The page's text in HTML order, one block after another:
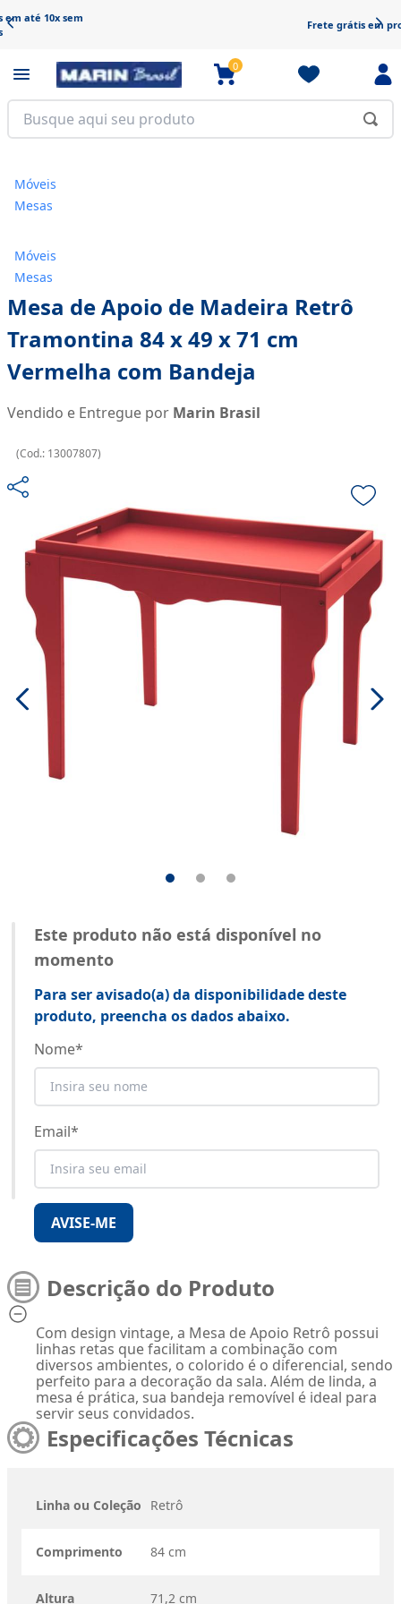
0
Móveis
Mesas
Móveis
Mesas
Mesa de Apoio de Madeira Retrô
Tramontina 84 x 49 x 71 cm
Vermelha com Bandeja
Vendido e Entregue por Marin Brasil
(Cod.: 13007807)
Este produto não está disponível no
momento
Para ser avisado(a) da disponibilidade deste
produto, preencha os dados abaixo.
Nome*
Email*
AVISE-ME
Descrição do Produto
Com design vintage, a Mesa de Apoio Retrô possui
linhas retas que facilitam a combinação com
diversos ambientes, o colorido é o diferencial, sendo
perfeito para a decoração da sala. Além de linda, a
mesa é prática, sua bandeja removível é ideal para
servir seus convidados.
Especificações Técnicas
Linha ou Coleção Retrô
Comprimento 84 cm
Altura 71,2 cm